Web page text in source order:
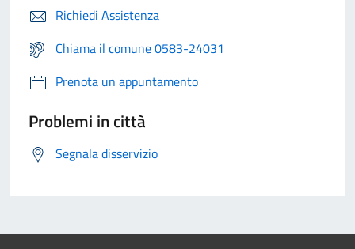
Richiedi Assistenza
Chiama il comune 0583-24031
Prenota un appuntamento
Problemi in città
Segnala disservizio